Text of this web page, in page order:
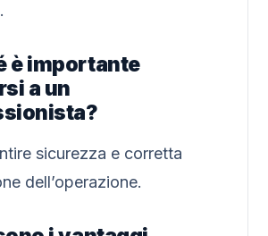
è importante
a un
sicurezza e corretta
dell’operazione.